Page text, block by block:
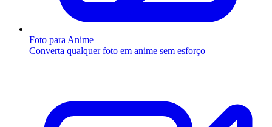
Foto para Anime
Converta qualquer foto em anime sem esforço